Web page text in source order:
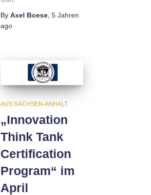
By Axel Boese 5 Jahren
ago
AUS SACHSEN-ANHALT
„Innovation
Think Tank
Certification
Program“ im
April